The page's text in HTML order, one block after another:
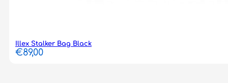
Illex Stalker Bag Black
€89,00